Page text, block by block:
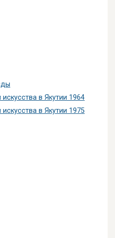
в Якутии 1964
в Якутии 1975